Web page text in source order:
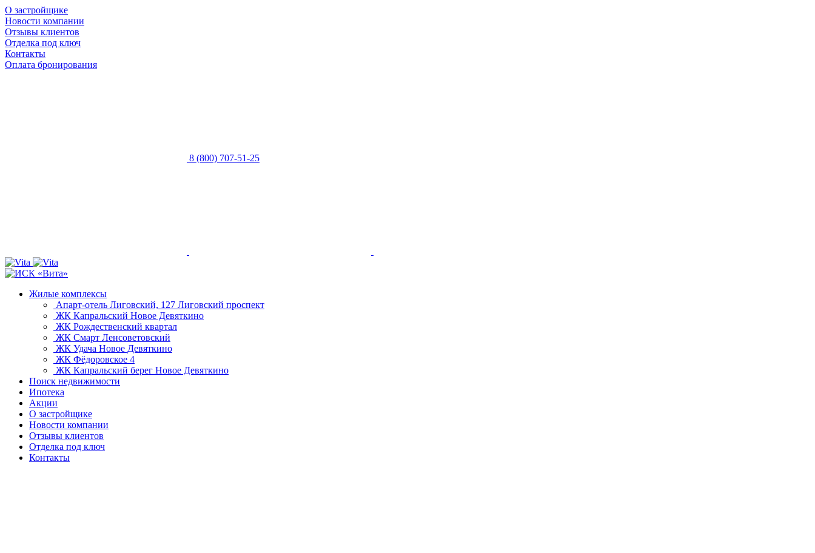
О застройщике
Новости компании
Отзывы клиентов
Отделка под ключ
Контакты
Оплата бронирования
8 (800) 707-51-25
Жилые комплексы
Апарт-отель Лиговский, 127 Лиговский проспект
ЖК Капральский Новое Девяткино
ЖК Рождественский квартал
ЖК Смарт Ленсоветовский
ЖК Удача Новое Девяткино
ЖК Фёдоровское 4
ЖК Капральский берег Новое Девяткино
Поиск недвижимости
Ипотека
Акции
О застройщике
Новости компании
Отзывы клиентов
Отделка под ключ
Контакты